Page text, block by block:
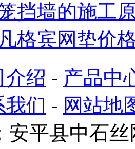
挡墙的施工
格宾网垫价
介绍 - 产品中
我们 - 网站地
安平县中石